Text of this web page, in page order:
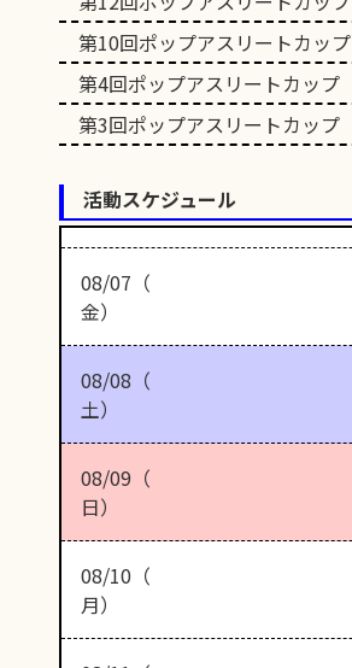
第10回ポップアスリートカップ
第4回ポップアスリートカップ
第3回ポップアスリートカップ
活動スケジュール
08/07（
金）
08/08（
土）
08/09（
日）
08/10（
月）